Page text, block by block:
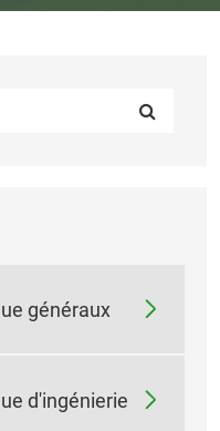
généraux 
d'ingénierie 